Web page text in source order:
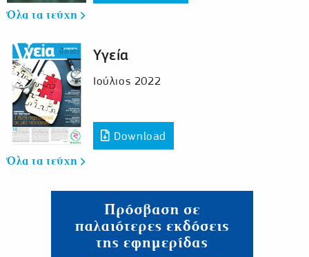
Όλα τα τεύχη
Υγεία
Ιούλιος 2022
Download
Όλα τα τεύχη